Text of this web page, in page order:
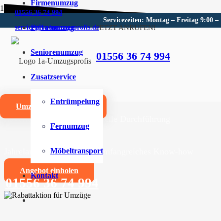
01556 36 74 994
service@1a-umzugsprofis.de
Servicezeiten: Montag – Freitag 9:00 –
JETZT ANRUFEN!
01556 36 74 994
Firmenumzug
Privatumzug
Seniorenumzug
Zusatzservice
Entrümpelung
Fernumzug
Möbeltransport
Kontakt
Umzugskostenrechner
Umzugsunternehmen für
Wir sind Ihr kompetentes Umzugsunternehmen für
Zuverlässige und professionelle Durchführung
Jahrelange Erfahrung und umfangreiches Know-how
Angebot einholen
01556 36 74 994